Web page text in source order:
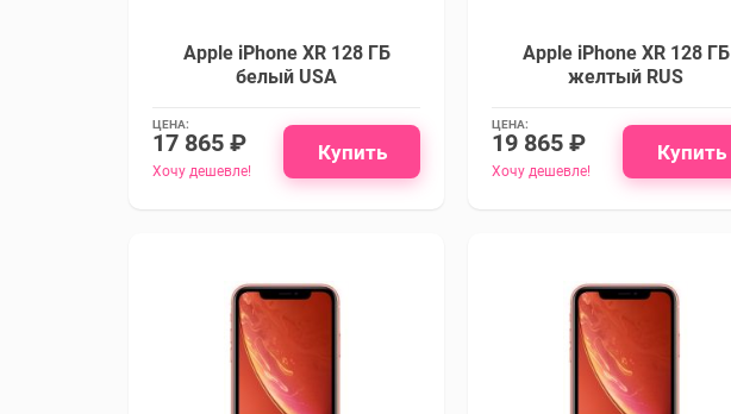
Apple iPhone XR 128 ГБ
белый USA
ЦЕНА:
17 865 ₽
Хочу дешевле!
Купить
Apple iPhone XR 128 ГБ
желтый RUS
ЦЕНА:
19 865 ₽
Хочу дешевле!
Купить